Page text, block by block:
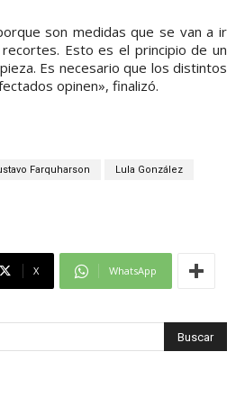
son medidas que se van a ir
Esto es el principio de un
Es necesario que los distintos
opinen», finalizó.
Farquharson Lula González
X WhatsApp